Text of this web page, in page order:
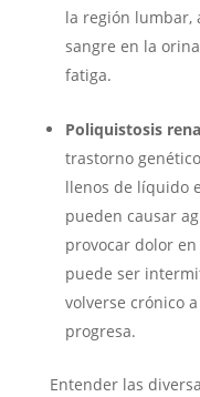
la región lumbar,
sangre en la
fatiga.
Poliquistosis rena
trastorno
llenos de líquido
pueden causar
provocar dolor
puede ser
volverse crónico
progresa.
Entender las